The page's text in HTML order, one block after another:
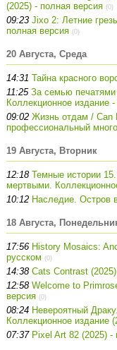
(2025) - полная версия (0)
09:23 Jixo 2: Летние
полная версия (0)
20 Августа, Среда
14:31 Тайна красного
11:25 За семью
Коллекционное издание
09:02 Жизнь отдам / Can
профессиональный
19 Августа, Вторник
12:18 Темные истории
мертвыми.
10:12 Наследие. Остров
18 Августа,
17:56 History Mosaics:
русском (0)
14:38 Cats Contrast
12:58 Welcome to
версия (0)
08:24 Невероятный
Коллекционное издание
07:37 Pixel Art 82 (2025) -